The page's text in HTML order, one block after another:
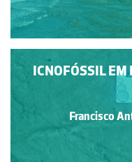
ICNOFÓSSIL EM
Francisco